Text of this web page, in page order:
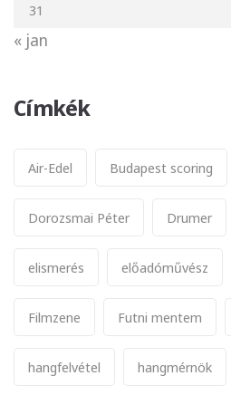
31
« jan
Címkék
Air-Edel Budapest scoring
Dorozsmai Péter Drumer
elismerés előadóművész
Filmzene Futni mentem
hangfelvétel hangmérnök